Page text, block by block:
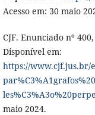
Acesso em: 30 maio
CJF. Enunciado nº
Disponível em:
https://www.cjf.jus.br/
maio 2024.